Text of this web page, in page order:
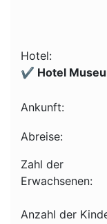
Hotel:
✔️ Hotel
Ankunft:
Abreise:
Zahl der
Erwachsenen:
Anzahl der